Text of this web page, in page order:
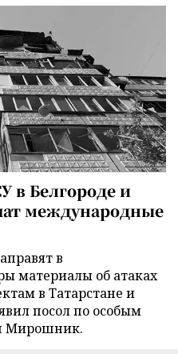
в Белгороде и
международные
в
материалы об атаках
в Татарстане и
посол по особым
Мирошник.